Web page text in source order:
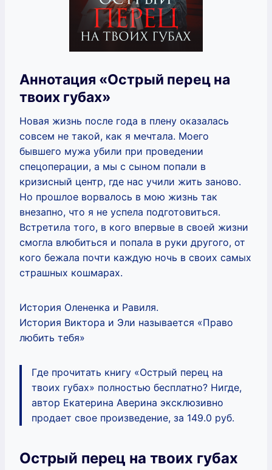
Аннотация «Острый перец на
твоих губах»
Новая жизнь после года в плену оказалась
совсем не такой, как я мечтала. Моего
бывшего мужа убили при проведении
спецоперации, а мы с сыном попали в
кризисный центр, где нас учили жить заново.
Но прошлое ворвалось в мою жизнь так
внезапно, что я не успела подготовиться.
Встретила того, в кого впервые в своей жизни
смогла влюбиться и попала в руки другого, от
кого бежала почти каждую ночь в своих самых
страшных кошмарах.
История Олененка и Равиля.
История Виктора и Эли называется «Право
любить тебя»
Где прочитать книгу «Острый перец на
твоих губах» полностью бесплатно? Нигде,
автор Екатерина Аверина эксклюзивно
продает свое произведение, за 149.0 руб.
Острый перец на твоих губах